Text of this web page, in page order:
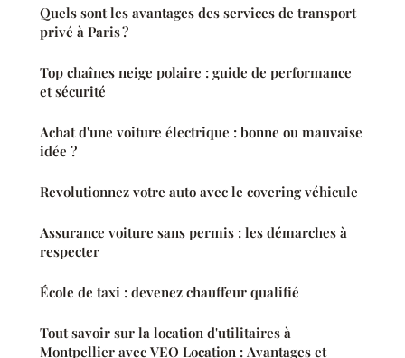
Quels sont les avantages des services de transport
privé à Paris ?
Top chaînes neige polaire : guide de performance
et sécurité
Achat d'une voiture électrique : bonne ou mauvaise
idée ?
Revolutionnez votre auto avec le covering véhicule
Assurance voiture sans permis : les démarches à
respecter
École de taxi : devenez chauffeur qualifié
Tout savoir sur la location d'utilitaires à
Montpellier avec VEO Location : Avantages et